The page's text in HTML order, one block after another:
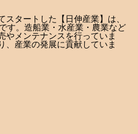
タートした【日伸産業】は、
す。造船業・水産業・農業など
やメンテナンスを行っていま
、産業の発展に貢献していま